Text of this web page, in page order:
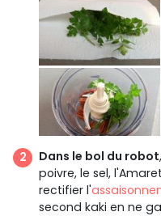
Dans le bol du robot
poivre, le sel,
rectifier l'
second kaki en ne